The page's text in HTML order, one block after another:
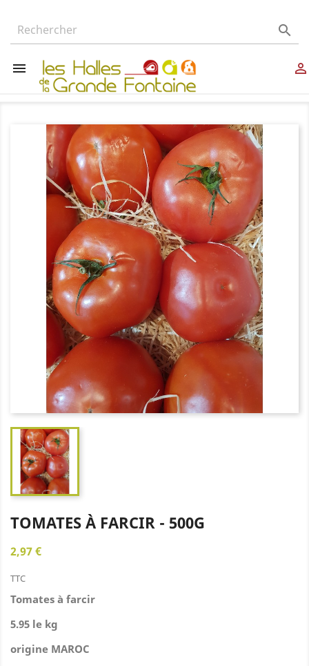

 
TOMATES À FARCIR - 500G
2,97 €
TTC
Tomates à farcir
5.95 le kg
origine MAROC